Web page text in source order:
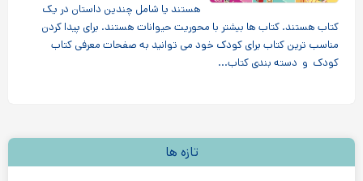
هستند یا شامل چندین داستان در یک
کتاب هستند. کتاب ها بیشتر با محوریت حیوانات هستند. برای پیدا کردن
مناسب ترین کتاب برای کودک خود می توانید به صفحات معرفی کتاب
کودک و دسته بندی کتاب...
تازه ها